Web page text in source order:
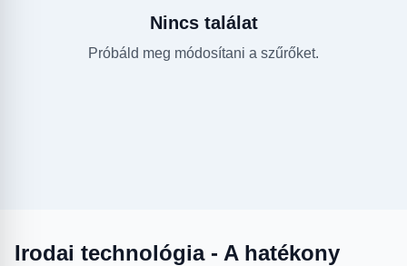
Nincs találat
Próbáld meg módosítani a szűrőket.
Irodai technológia - A hatékony